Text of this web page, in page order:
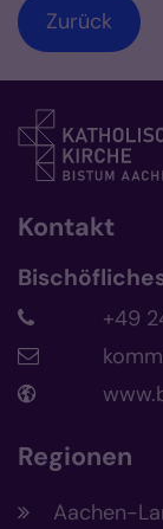
Zurück
Kontakt
+49
Regionen
Aachen-